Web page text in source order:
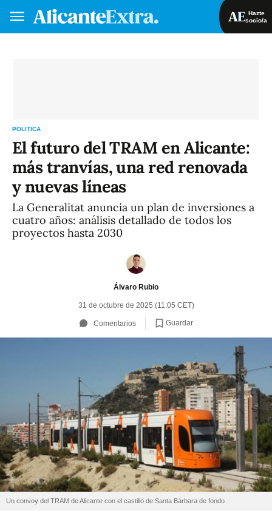
Hazte
socio/a
POLITICA
El futuro del TRAM en Alicante:
más tranvías, una red renovada
y nuevas líneas
La Generalitat anuncia un plan de inversiones a
cuatro años: análisis detallado de todos los
proyectos hasta 2030
Álvaro Rubio
31 de octubre de 2025 (11:05 CET)
Comentarios Guardar
Un convoy del TRAM de Alicante con el castillo de Santa Bárbara de fondo